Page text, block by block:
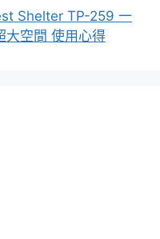
Shelter TP-259 一
大空間 使用心得